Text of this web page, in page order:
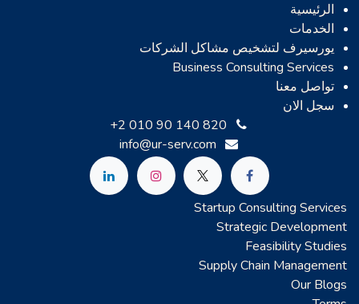
الرئيسية
الخدمات
يورسيرف لتشخيص مشاكل الشركات
Business Consulting Services
تواصل معنا
سجل الان
+2 010 90 140 820
info@ur-serv.com
Startup Consulting Services
Strategic Development
Feasibility Studies
Supply Chain Management
Our Blogs